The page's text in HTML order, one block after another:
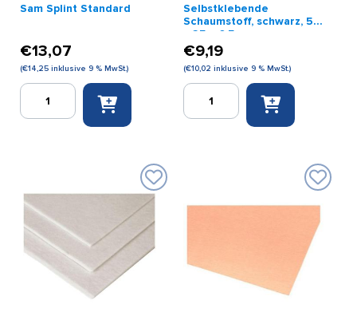
Sam Splint Standard
€13,07
(€14,25 inklusive 9 % MwSt.)
Sam
Selbstklebende
Schaumstoff, schwarz, 50
x 25 x 0,5 cm
€9,19
(€10,02 inklusive 9 % MwSt.)
Selbstklebende
Schaumstoff,
0,5